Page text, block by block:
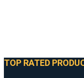
TOP RATED